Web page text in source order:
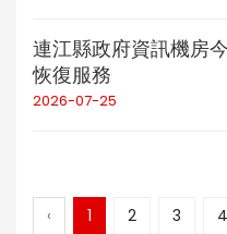
連江縣政府資訊機房
恢復服務
2026-07-25
‹ 1 2 3 4